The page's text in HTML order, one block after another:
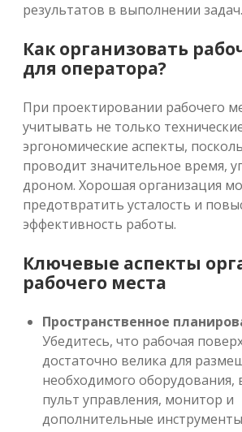
результатов в выполнении задач.
Как организовать
для оператора?
При проектировании рабочего
учитывать не только
эргономические аспекты,
проводит значительное время,
дроном. Хорошая организация
предотвратить усталость и
эффективность работы.
Ключевые аспекты
рабочего места
Пространственное
Убедитесь, что рабочая
достаточно велика для
необходимого оборудования,
пульт управления, монитор и
дополнительные